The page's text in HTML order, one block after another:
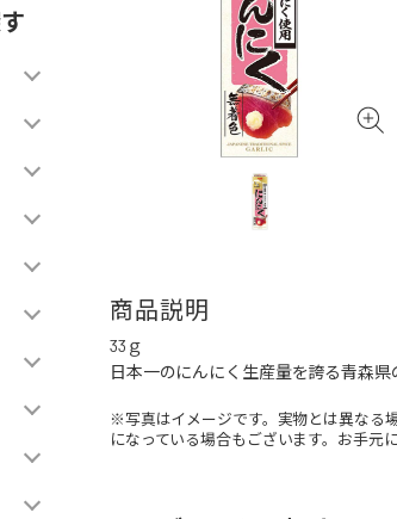
商品説明
33ｇ
日本一のにんにく生産量を誇る青森
※写真はイメージです。実物とは異なる
になっている場合もございます。お手元